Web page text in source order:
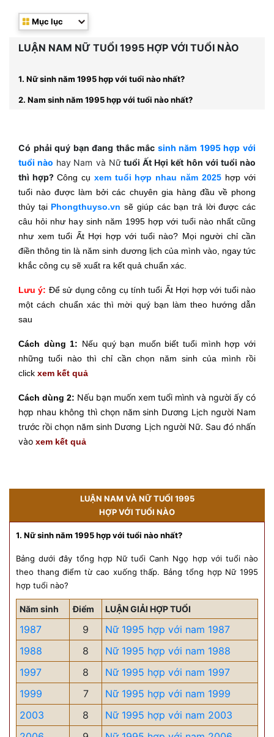
Mục lục
LUẬN NAM NỮ TUỔI 1995 HỢP VỚI TUỔI NÀO
1. Nữ sinh năm 1995 hợp với tuổi nào nhất?
2. Nam sinh năm 1995 hợp với tuổi nào nhất?
Có phải quý bạn đang thắc mắc sinh năm 1995 hợp với
tuổi nào hay Nam và Nữtuổi Ất Hợi kết hôn với tuổi nào
thì hợp? Công cụ xem tuổi hợp nhau năm 2025 hợp với
tuổi nào được làm bởi các chuyên gia hàng đầu về phong
thủy tại Phongthuyso.vn sẽ giúp các bạn trả lời được các
câu hỏi như hay sinh năm 1995 hợp với tuổi nào nhất cũng
như xem tuổi Ất Hợi hợp với tuổi nào? Mọi người chỉ cần
điền thông tin là năm sinh dương lịch của mình vào, ngay tức
khắc công cụ sẽ xuất ra kết quả chuẩn xác.
Lưu ý: Để sử dụng công cụ tính tuổi Ất Hợi hợp với tuổi nào
một cách chuẩn xác thì mời quý bạn làm theo hướng dẫn
sau
Cách dùng 1: Nếu quý bạn muốn biết tuổi mình hợp với
những tuổi nào thì chỉ cần chọn năm sinh của mình rồi
click xem kết quả
Cách dùng 2: Nếu bạn muốn xem tuổi mình và người ấy có
hợp nhau không thì chọn năm sinh Dương Lịch người Nam
trước rồi chọn năm sinh Dương Lịch người Nữ. Sau đó nhấn
vào xem kết quả
LUẬN NAM VÀ NỮ TUỔI 1995
HỢP VỚI TUỔI NÀO
1. Nữ sinh năm 1995 hợp với tuổi nào nhất?
Bảng dưới đây tổng hợp Nữ tuổi Canh Ngọ hợp với tuổi nào
theo thang điểm từ cao xuống thấp. Bảng tổng hợp Nữ 1995
hợp tuổi nào?
Năm sinh Điểm LUẬN GIẢI HỢP TUỔI
1987 9
Nữ 1995 hợp với nam 1987
1988
8
Nữ 1995 hợp với nam 1988
1997
8
Nữ 1995 hợp với nam 1997
1999
7
Nữ 1995 hợp với nam 1999
2003
8
Nữ 1995 hợp với nam 2003